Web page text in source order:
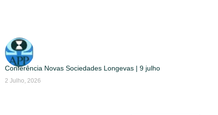
Conferência Novas Sociedades Longevas | 9 julho
2 Julho, 2026